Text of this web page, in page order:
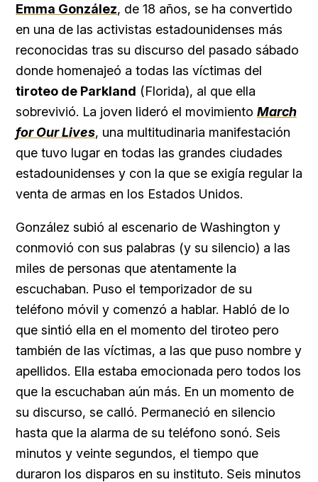
Emma González, de 18 años, se ha convertido
en una de las activistas estadounidenses más
reconocidas tras su discurso del pasado sábado
donde homenajeó a todas las víctimas del
tiroteo de Parkland (Florida), al que ella
sobrevivió. La joven lideró el movimiento March
for Our Lives, una multitudinaria manifestación
que tuvo lugar en todas las grandes ciudades
estadounidenses y con la que se exigía regular la
venta de armas en los Estados Unidos.
González subió al escenario de Washington y
conmovió con sus palabras (y su silencio) a las
miles de personas que atentamente la
escuchaban. Puso el temporizador de su
teléfono móvil y comenzó a hablar. Habló de lo
que sintió ella en el momento del tiroteo pero
también de las víctimas, a las que puso nombre y
apellidos. Ella estaba emocionada pero todos los
que la escuchaban aún más. En un momento de
su discurso, se calló. Permaneció en silencio
hasta que la alarma de su teléfono sonó. Seis
minutos y veinte segundos, el tiempo que
duraron los disparos en su instituto. Seis minutos